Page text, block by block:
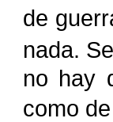
de
nada.
no hay
como